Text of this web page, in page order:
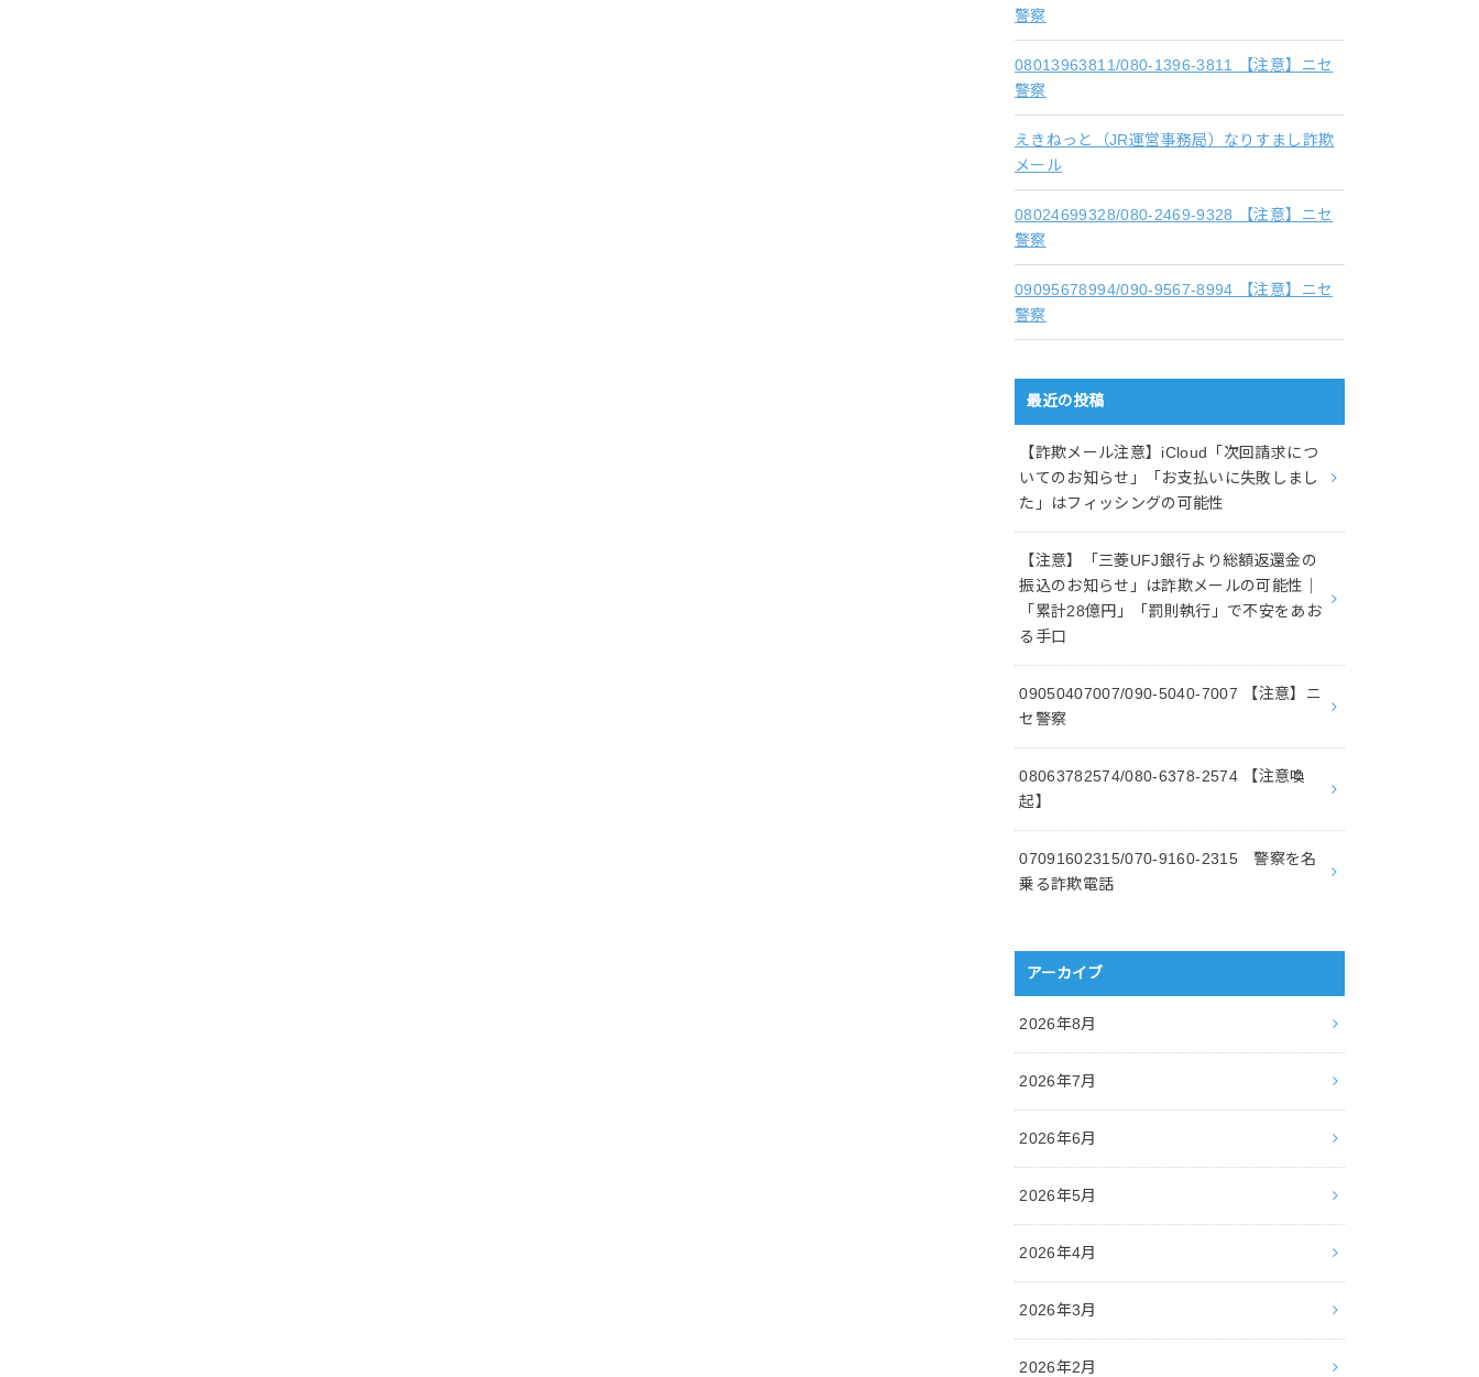
警察
08013963811/080-1396-3811 【注意】ニセ
警察
えきねっと（JR運営事務局）なりすまし詐欺
メール
08024699328/080-2469-9328 【注意】ニセ
警察
09095678994/090-9567-8994 【注意】ニセ
警察
最近の投稿
【詐欺メール注意】iCloud「次回請求につ
いてのお知らせ」「お支払いに失敗しまし
た」はフィッシングの可能性
【注意】「三菱UFJ銀行より総額返還金の
振込のお知らせ」は詐欺メールの可能性｜
「累計28億円」「罰則執行」で不安をあお
る手口
09050407007/090-5040-7007 【注意】ニ
セ警察
08063782574/080-6378-2574 【注意喚
起】
07091602315/070-9160-2315 警察を名
乗る詐欺電話
アーカイブ
2026年8月
2026年7月
2026年6月
2026年5月
2026年4月
2026年3月
2026年2月